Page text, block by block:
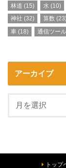
林道 (15) 水 (10)
神社 (32) 算数
車 (18) 通信ツール
アーカイブ
トップ